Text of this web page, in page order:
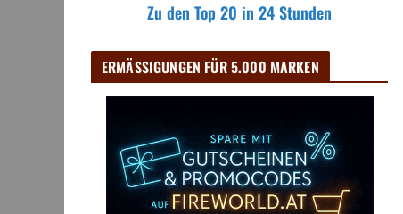
Zu den Top 20 in 24 Stunden
ERMÄSSIGUNGEN FÜR 5.000 MARKEN